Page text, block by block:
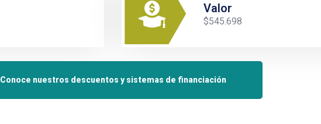
Valor
$545.698
Conoce nuestros descuentos y sistemas de financiación